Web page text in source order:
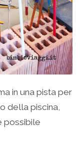
in una pista per
della piscina,
possibile